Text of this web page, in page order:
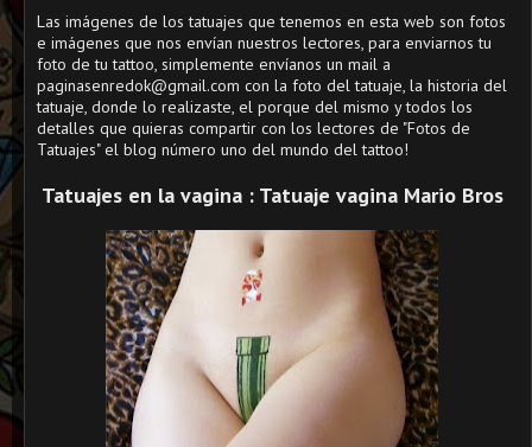
Las imágenes de los tatuajes que tenemos en esta web son fotos
e imágenes que nos envían nuestros lectores, para enviarnos tu
foto de tu tattoo, simplemente envíanos un mail a
paginasenredok@gmail.com con la foto del tatuaje, la historia del
tatuaje, donde lo realizaste, el porque del mismo y todos los
detalles que quieras compartir con los lectores de "Fotos de
Tatuajes" el blog número uno del mundo del tattoo!
Tatuajes en la vagina : Tatuaje vagina Mario Bros